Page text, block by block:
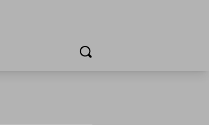
Cerca